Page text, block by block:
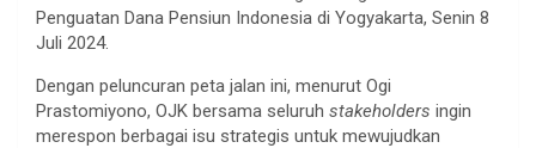
Penguatan Dana Pensiun Indonesia di Yogyakarta, Senin 8
Juli 2024.
Dengan peluncuran peta jalan ini, menurut Ogi
Prastomiyono, OJK bersama seluruh stakeholders ingin
merespon berbagai isu strategis untuk mewujudkan